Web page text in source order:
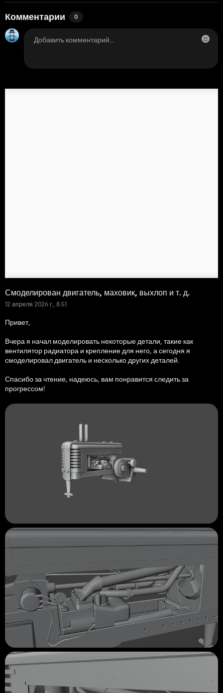
Комментарии 0
Смоделирован двигатель, маховик, выхлоп и т. д.
12 апреля 2026 г., 8:51
Привет,
Вчера я начал моделировать некоторые детали, такие как
вентилятор радиатора и крепление для него, а сегодня я
смоделировал двигатель и несколько других деталей.
Спасибо за чтение, надеюсь, вам понравится следить за
прогрессом!